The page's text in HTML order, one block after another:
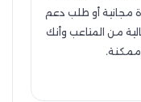
مجانية أو طلب دعم
من المتاعب وأنك